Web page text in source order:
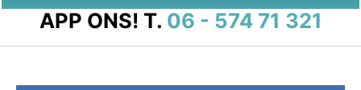
APP ONS! T. 06 - 574 71 321